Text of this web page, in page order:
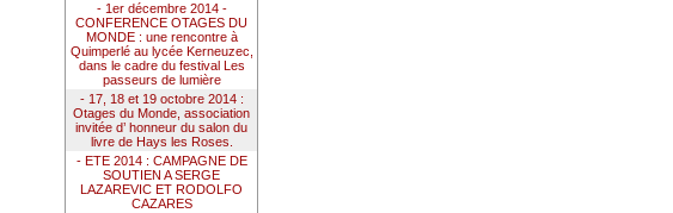
- 1er décembre 2014 -
CONFERENCE OTAGES DU
MONDE : une rencontre à
Quimperlé au lycée Kerneuzec,
dans le cadre du festival Les
passeurs de lumière
- 17, 18 et 19 octobre 2014 :
Otages du Monde, association
invitée d’ honneur du salon du
livre de Hays les Roses.
- ETE 2014 : CAMPAGNE DE
SOUTIEN A SERGE
LAZAREVIC ET RODOLFO
CAZARES